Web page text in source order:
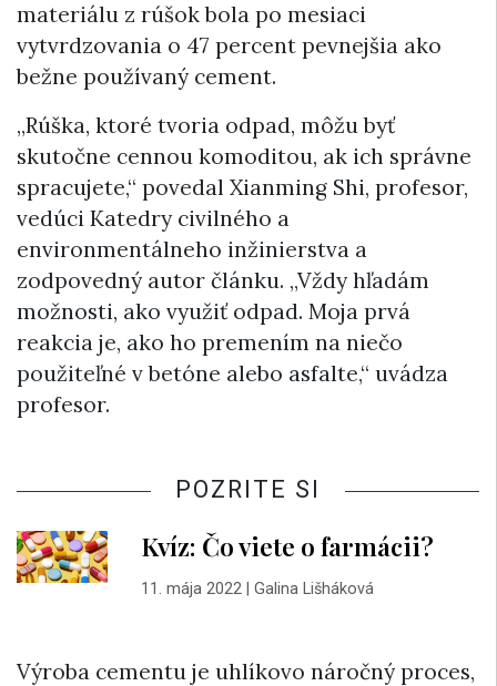
materiálu z rúšok bola po mesiaci
vytvrdzovania o 47 percent pevnejšia ako
bežne používaný cement.
„Rúška, ktoré tvoria odpad, môžu byť
skutočne cennou komoditou, ak ich správne
spracujete,“ povedal Xianming Shi, profesor,
vedúci Katedry civilného a
environmentálneho inžinierstva a
zodpovedný autor článku. „Vždy hľadám
možnosti, ako využiť odpad. Moja prvá
reakcia je, ako ho premením na niečo
použiteľné v betóne alebo asfalte,“ uvádza
profesor.
POZRITE SI
Kvíz: Čo viete o farmácii?
11. mája 2022| Galina Lišháková
Výroba cementu je uhlíkovo náročný proces,